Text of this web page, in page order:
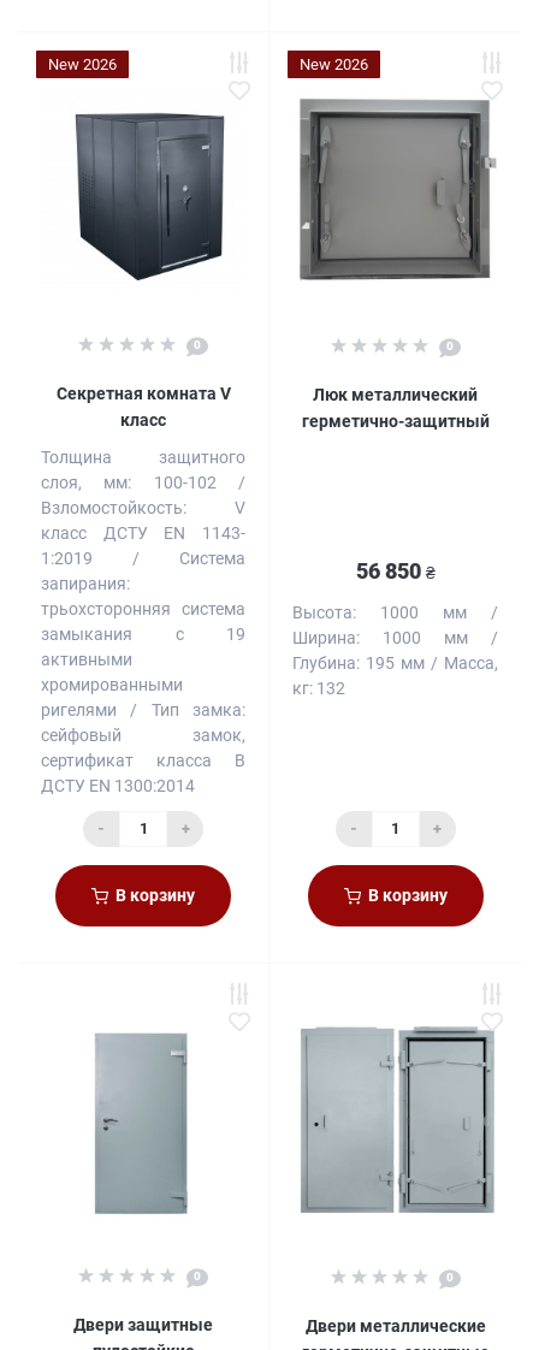
New 2026
0
Секретная комната V
класс
Толщина защитного
слоя, мм:
100-102
Взломостойкость:
V
класс ДСТУ EN 1143-
1:2019
Система
запирания:
трьохсторонняя система
замыкания с 19
активными
хромированными
ригелями
Тип замка:
сейфовый замок,
сертификат класса B
ДСТУ EN 1300:2014
- +
В корзину
New 2026
0
Люк металлический
герметично-защитный
56 850 ₴
Высота:
1000 мм
Ширина:
1000 мм
Глубина: 195 мм
Масса,
кг: 132
- +
В корзину
0
Двери защитные
0
Двери металлические